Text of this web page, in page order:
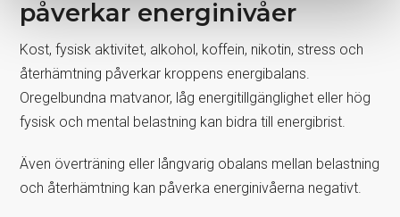
påverkar energinivåer
Kost, fysisk aktivitet, alkohol, koffein, nikotin, stress och
återhämtning påverkar kroppens energibalans.
Oregelbundna matvanor, låg energitillgänglighet eller hög
fysisk och mental belastning kan bidra till energibrist.
Även överträning eller långvarig obalans mellan belastning
och återhämtning kan påverka energinivåerna negativt.